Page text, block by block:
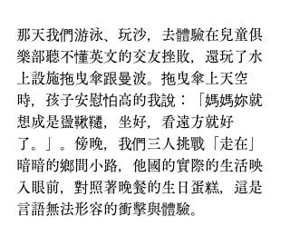
那天我們游泳、玩沙，去體驗在兒童俱
樂部聽不懂英文的交友挫敗，還玩了水
上設施拖曳傘跟曼波。拖曳傘上天空
時，孩子安慰怕高的我說：「媽媽妳就
想成是盪鞦韆，坐好，看遠方就好
了。」。傍晚，我們三人挑戰「走在」
暗暗的鄉間小路，他國的實際的生活映
入眼前，對照著晚餐的生日蛋糕，這是
言語無法形容的衝擊與體驗。